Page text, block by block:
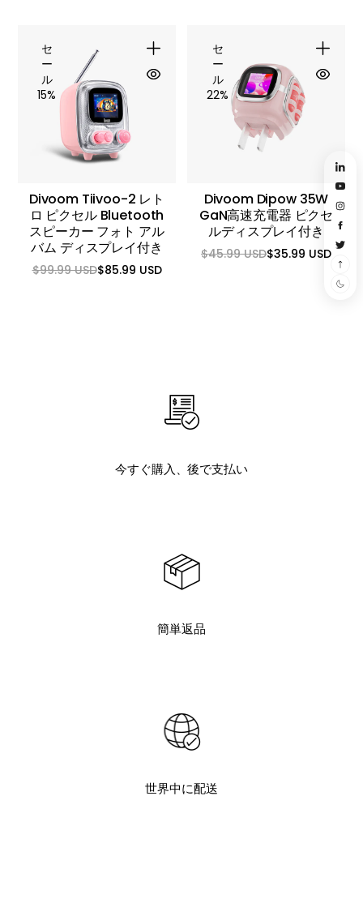
Divoom Tiivoo-2 レト
ロ ピクセル Bluetooth
スピーカー フォト アル
バム ディスプレイ付き
$85.99 USD
通
$99.99 USDセ
セ
ー
ル
15%
Divoom Dipow 35W
GaN高速充電器 ピクセ
ルディスプレイ付き
$35.99 USD
通
$45.99 USDセ
セ
ー
ル
22%
今すぐ購入、後で支払い
簡単返品
世界中に配送